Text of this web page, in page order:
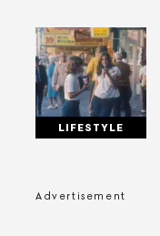
LIFESTYLE